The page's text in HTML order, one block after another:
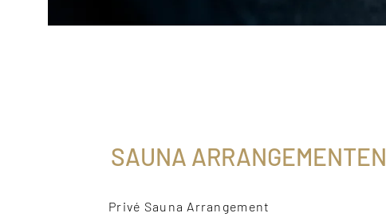
SAUNA ARRANGEMENTEN
Privé Sauna Arrangement